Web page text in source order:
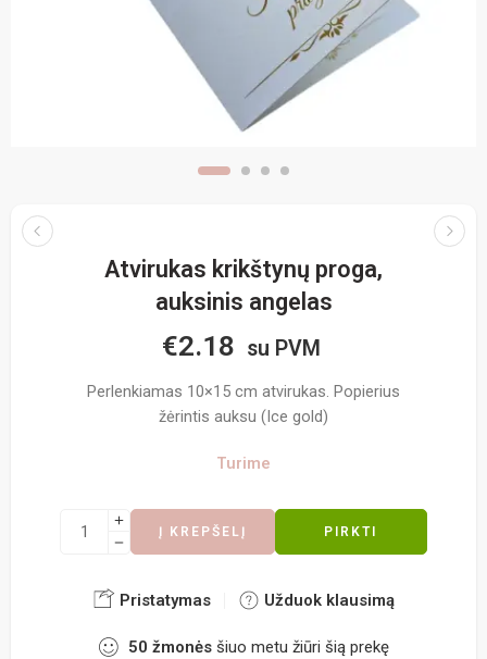
Atvirukas krikštynų proga,
auksinis angelas
€2.18 su PVM
Perlenkiamas 10×15 cm atvirukas. Popierius
žėrintis auksu (Ice gold)
Turime
Į KREPŠELĮ PIRKTI
Pristatymas Užduok klausimą
50 žmonės šiuo metu žiūri šią prekę